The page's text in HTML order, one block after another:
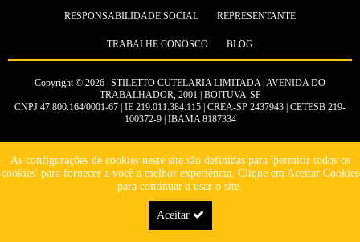
RESPONSABILIDADE SOCIAL REPRESENTANTE
TRABALHE CONOSCO BLOG
Copyright © 2026 | STILETTO CUTELARIA LIMITADA | AVENIDA DO
TRABALHADOR, 2001 | BOITUVA-SP
CNPJ 47.800.164/0001-67 | IE 219.011.384.115 | CREA-SP 2437943 | CETESB 219-
100372-9 | IBAMA 8187334
As configurações de cookies neste site são definidas para 'permitir todos os
cookies' para fornecer a você a melhor experiência. Clique em Aceitar Cookies
para continuar a usar o site.
Aceitar